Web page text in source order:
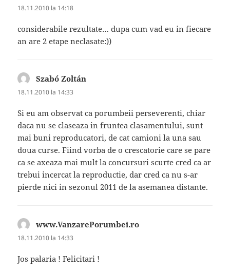
18.11.2010 la 14:18
considerabile rezultate… dupa cum vad eu in fiecare
an are 2 etape neclasate:))
Szabó Zoltán
18.11.2010 la 14:33
Si eu am observat ca porumbeii perseverenti, chiar
daca nu se claseaza in fruntea clasamentului, sunt
mai buni reproducatori, de cat camioni la una sau
doua curse. Fiind vorba de o crescatorie care se pare
ca se axeaza mai mult la concursuri scurte cred ca ar
trebui incercat la reproductie, dar cred ca nu s-ar
pierde nici in sezonul 2011 de la asemanea distante.
www.VanzarePorumbei.ro
18.11.2010 la 14:33
Jos palaria ! Felicitari !